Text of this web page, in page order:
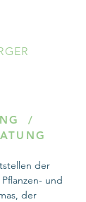
/
der
und
der